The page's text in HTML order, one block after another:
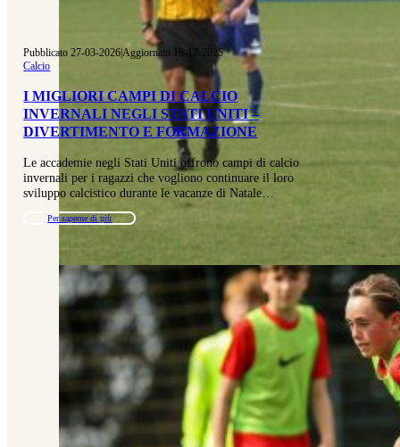
Pubblicato 27-03-2026|Aggiornato 16-12-2025
Calcio
I MIGLIORI CAMPI DI CALCIO
INVERNALI NEGLI STATI UNITI –
DIVERTIMENTO E FORMAZIONE
Le accademie negli Stati Uniti offrono campi di calcio
invernali per i ragazzi che vogliono continuare il loro
sviluppo calcistico durante le vacanze di Natale…
Per saperne di più